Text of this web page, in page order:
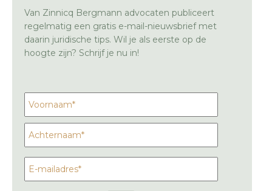
Van Zinnicq Bergmann advocaten publiceert
regelmatig een gratis e-mail-nieuwsbrief met
daarin juridische tips. Wil je als eerste op de
hoogte zijn? Schrijf je nu in!